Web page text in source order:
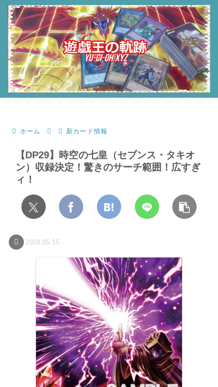
ホーム 新カード情報
【DP29】時空の七皇（セブンス・タキオ
ン）収録決定！驚きのサーチ範囲！広すぎ
ィ！
2024.05.15